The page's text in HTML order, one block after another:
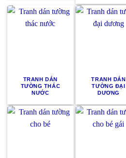
TRANH DÁN
TƯỜNG THÁC
NƯỚC
TRANH DÁN
TƯỜNG ĐẠI
DƯƠNG